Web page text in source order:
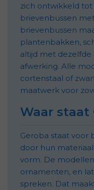
zich ontwikkeld tot
brievenbussen
brievenbussen
plantenbakken,
altijd met dezelfde
afwerking. Alle
cortenstaal of
maatwerk voor
Waar staat
Geroba staat voor
door hun
vorm. De
ornamenten, en
spreken. Dat